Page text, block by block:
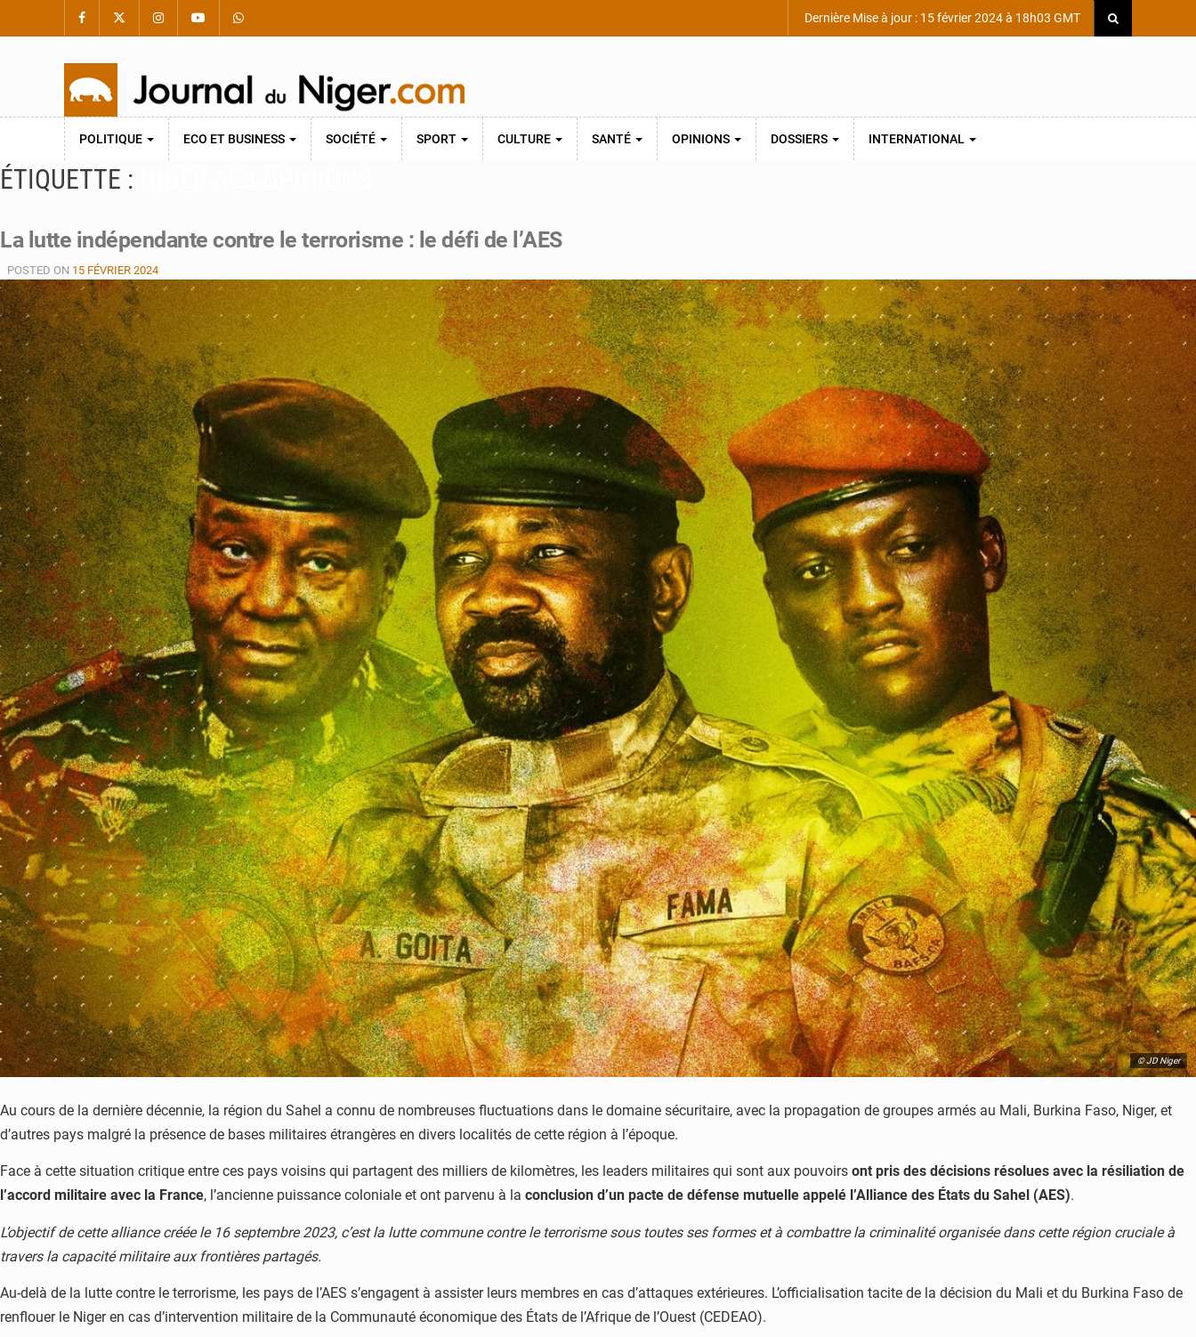
Dernière Mise à jour : 15 février 2024 à 18h03 GMT
POLITIQUE ECO ET BUSINESS SOCIÉTÉ SPORT CULTURE SANTÉ OPINIONS DOSSIERS INTERNATIONAL
ÉTIQUETTE :
La lutte indépendante contre le terrorisme : le défi de l’AES
POSTED ON 15 FÉVRIER 2024
© JD Niger
Au cours de la dernière décennie, la région du Sahel a connu de nombreuses fluctuations dans le domaine sécuritaire, avec la propagation de groupes armés au Mali, Burkina Faso, Niger, et
d’autres pays malgré la présence de bases militaires étrangères en divers localités de cette région à l’époque.
Face à cette situation critique entre ces pays voisins qui partagent des milliers de kilomètres, les leaders militaires qui sont aux pouvoirs ont pris des décisions résolues avec la résiliation de
l’accord militaire avec la France, l’ancienne puissance coloniale et ont parvenu à la conclusion d’un pacte de défense mutuelle appelé l’Alliance des États du Sahel (AES).
L’objectif de cette alliance créée le 16 septembre 2023, c’est la lutte commune contre le terrorisme sous toutes ses formes et à combattre la criminalité organisée dans cette région cruciale à
travers la capacité militaire aux frontières partagés.
Au-delà de la lutte contre le terrorisme, les pays de l’AES s’engagent à assister leurs membres en cas d’attaques extérieures. L’officialisation tacite de la décision du Mali et du Burkina Faso de
renflouer le Niger en cas d’intervention militaire de la Communauté économique des États de l’Afrique de l’Ouest (CEDEAO).